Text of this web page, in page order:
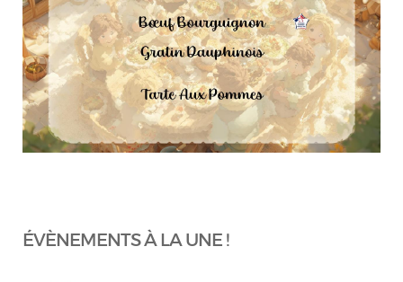
ÉVÈNEMENTS À LA UNE !